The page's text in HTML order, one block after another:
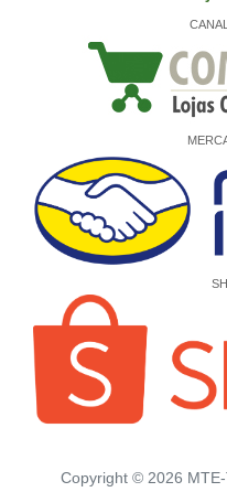
Copyright © 2026